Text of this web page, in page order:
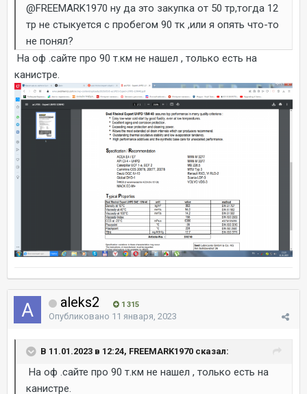
@FREEMARK1970 ну да это закупка от 50 тр,тогда 12
тр не стыкуется с пробегом 90 тк ,или я опять что-то
не понял?
На оф .сайте про 90 т.км не нашел , только есть на
канистре.
aleks2 1 315
Опубликовано 11 января, 2023
В 11.01.2023 в 12:24, FREEMARK1970 сказал:
На оф .сайте про 90 т.км не нашел , только есть на
канистре.